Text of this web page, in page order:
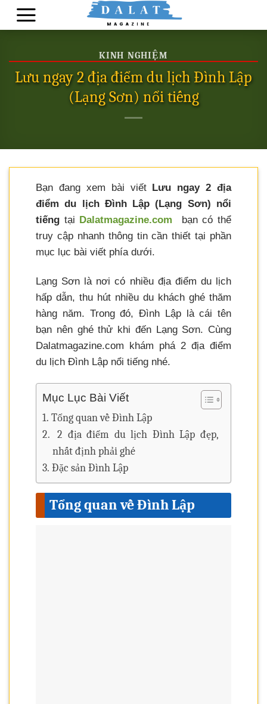
Skip
KINH NGHIỆM
Lưu ngay 2 địa điểm du lịch Đình Lập
(Lạng Sơn) nổi tiếng
Bạn đang xem bài viết Lưu ngay 2 địa
điểm du lịch Đình Lập (Lạng Sơn) nổi
tiếng tại Dalatmagazine.com
bạn có thể
truy cập nhanh thông tin cần thiết tại phần
mục lục bài viết phía dưới.
Lạng Sơn là nơi có nhiều địa điểm du lịch
hấp dẫn, thu hút nhiều du khách ghé thăm
hàng năm. Trong đó, Đình Lập là cái tên
bạn nên ghé thử khi đến Lạng Sơn. Cùng
Dalatmagazine.com khám phá 2 địa điểm
du lịch Đình Lập nổi tiếng nhé.
Mục Lục Bài Viết
Tổng quan về Đình Lập
2 địa điểm du lịch Đình Lập đẹp,
nhất định phải ghé
Đặc sản Đình Lập
Tổng quan về Đình Lập